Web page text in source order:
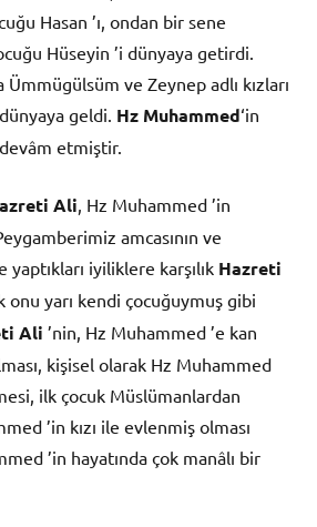
Hasan ’ı, ondan bir sene
Hüseyin ’i dünyaya getirdi.
Ümmügülsüm ve Zeynep adlı kızları
geldi. Hz Muhammed‘in
etmiştir.
Ali , Hz Muhammed ’in
amcasının ve
iyiliklere karşılık Hazreti
onu yarı kendi çocuğuymuş gibi
Ali ’nin, Hz Muhammed ’e kan
kişisel olarak Hz Muhammed
ilk çocuk Müslümanlardan
’in kızı ile evlenmiş olması
’in hayatında çok manâlı bir